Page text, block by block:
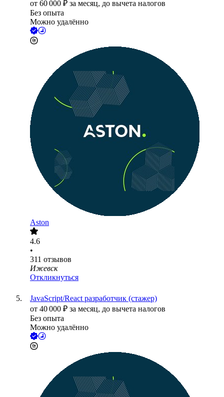
от 60 000 ₽ за месяц, до вычета налогов
Без опыта
Можно удалённо
Aston
4.6
•
311 отзывов
Ижевск
Откликнуться
JavaScript/React разработчик (стажер)
от 40 000 ₽ за месяц, до вычета налогов
Без опыта
Можно удалённо